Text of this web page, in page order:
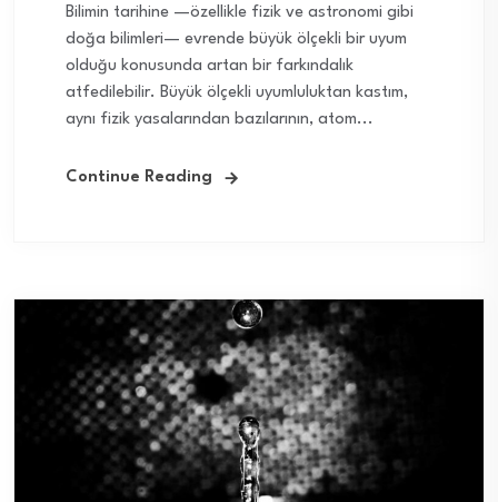
Bilimin tarihine —özellikle fizik ve astronomi gibi
doğa bilimleri— evrende büyük ölçekli bir uyum
olduğu konusunda artan bir farkındalık
atfedilebilir. Büyük ölçekli uyumluluktan kastım,
aynı fizik yasalarından bazılarının, atom...
Continue Reading